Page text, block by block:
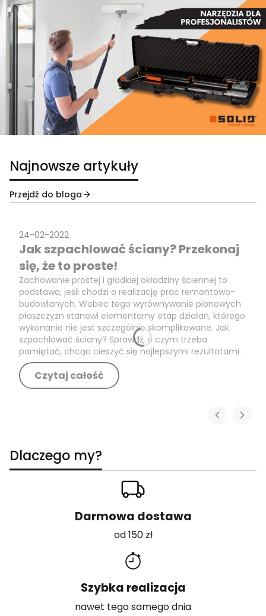
Najnowsze artykuły
Przejdź do bloga
24-02-2022
Jak szpachlować ściany? Przekonaj
się, że to proste!
Zachowanie prostej i gładkiej okładziny ściennej to
podstawa, jeśli chodzi o realizację prac remontowo-
budowlanych. Wobec tego wyrównywanie pionowych
płaszczyzn stanowi elementarny etap działań, którego
wykonanie nie jest szczególnie skomplikowane. Jak
szpachlować ściany? Sprawdź, o czym trzeba
pamiętać, chcąc cieszyć się najlepszymi rezultatami.
Czytaj całość
Dlaczego my?
Darmowa dostawa
od 150 zł
Szybka realizacja
nawet tego samego dnia